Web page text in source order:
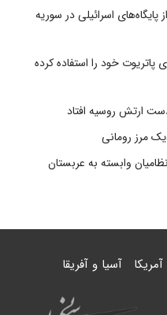
اسرائیلی در سوریه
موشک‌های پاتریوت خود را استفاده کرده
دست ارتش روسیه افتاد
مرز رومانی
وابسته به عربستان
آمریکا آسیا و آفریقا